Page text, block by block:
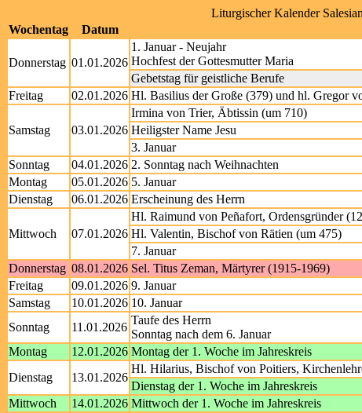
Liturgischer Kalender
Wochentag
Datum
Donnerstag 01.01.2026
1. Januar - Neujahr
Hochfest der Gottesmutter Maria
Gebetstag für geistliche Berufe
Freitag
02.01.2026 Hl. Basilius der Große (379) und hl. Gregor
Samstag 03.01.2026
Irmina von Trier, Äbtissin (um 710)
Heiligster Name Jesu
3. Januar
Sonntag
04.01.2026 2. Sonntag nach Weihnachten
Montag
05.01.2026 5. Januar
Dienstag
06.01.2026 Erscheinung des Herrn
Mittwoch 07.01.2026
Hl. Raimund von Peñafort, Ordensgründer
Hl. Valentin, Bischof von Rätien (um 475)
7. Januar
Donnerstag 08.01.2026 Sel. Titus Zeman, Märtyrer (1915-1969)
Freitag
09.01.2026 9. Januar
Samstag
10.01.2026 10. Januar
Sonntag
11.01.2026
Taufe des Herrn
Sonntag nach dem 6. Januar
Montag
12.01.2026 Montag der 1. Woche im Jahreskreis
Dienstag
13.01.2026
Hl. Hilarius, Bischof von Poitiers,
Dienstag der 1. Woche im Jahreskreis
Mittwoch
14.01.2026 Mittwoch der 1. Woche im Jahreskreis